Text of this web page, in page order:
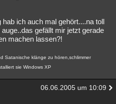
ich auch mal gehört....na toll
gefällt mir jetzt gerade
machen lassen?!
Satanische klänge zu hören,schlimmer
sie Windows XP
06.06.2005 um 10:09